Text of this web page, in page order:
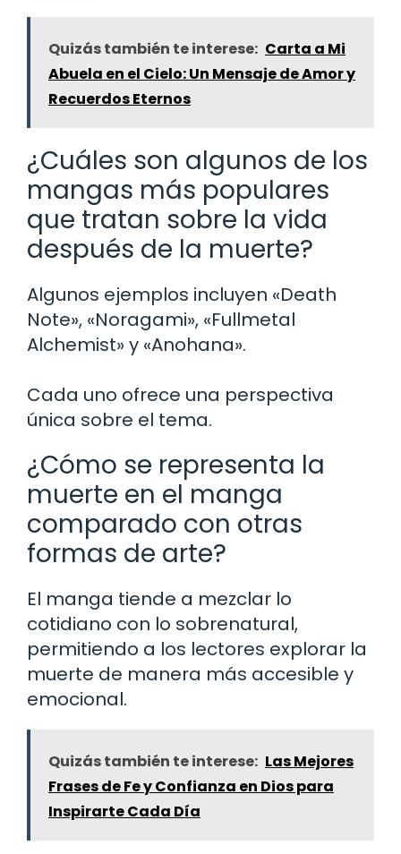
Quizás también te interese: Carta a Mi
Abuela en el Cielo: Un Mensaje de Amor y
Recuerdos Eternos
¿Cuáles son algunos de los
mangas más populares
que tratan sobre la vida
después de la muerte?
Algunos ejemplos incluyen «Death
Note», «Noragami», «Fullmetal
Alchemist» y «Anohana».
Cada uno ofrece una perspectiva
única sobre el tema.
¿Cómo se representa la
muerte en el manga
comparado con otras
formas de arte?
El manga tiende a mezclar lo
cotidiano con lo sobrenatural,
permitiendo a los lectores explorar la
muerte de manera más accesible y
emocional.
Quizás también te interese: Las Mejores
Frases de Fe y Confianza en Dios para
Inspirarte Cada Día